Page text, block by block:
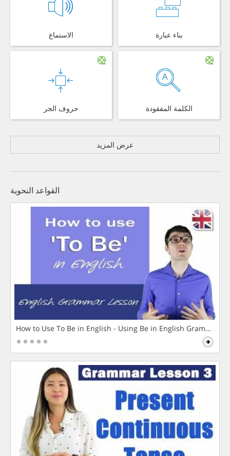
الاستماع بناء عبارة
حروف الجر الكلمة المفقودة
عرض المزيد
القواعد النحوية
How to Use To Be in English - Using Be in English Grammar